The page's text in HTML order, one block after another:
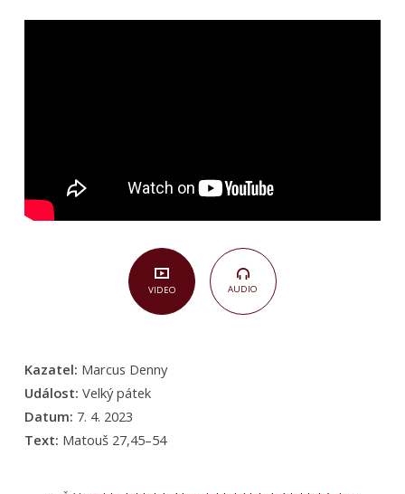
(Matouš
VIDEO AUDIO
Kazatel: Marcus Denny
Událost: Velký pátek
Datum: 7. 4. 2023
Text: Matouš 27,45–54